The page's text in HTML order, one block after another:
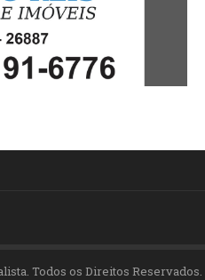
Todos os Direitos Reservados.